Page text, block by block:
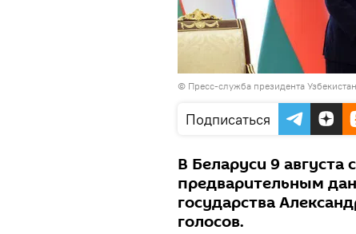
© Пресс-служба президента
Подписаться
В Беларуси 9
предварительным
государства
голосов.